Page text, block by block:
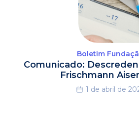
Boletim
Comunicado:
Frischmann
1 de abril de